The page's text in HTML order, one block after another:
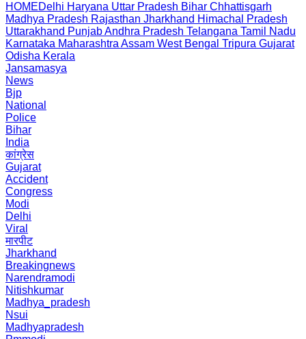
HOMEDelhi Haryana Uttar Pradesh Bihar Chhattisgarh
Madhya Pradesh Rajasthan Jharkhand Himachal Pradesh
Uttarakhand PunjabAndhra Pradesh Telangana Tamil Nadu
Karnataka Maharashtra Assam West Bengal Tripura Gujarat
Odisha Kerala
Jansamasya
News
Bjp
National
Police
Bihar
India
कांग्रेस
Gujarat
Accident
Congress
Modi
Delhi
Viral
मारपीट
Jharkhand
Breakingnews
Narendramodi
Nitishkumar
Madhya_pradesh
Nsui
Madhyapradesh